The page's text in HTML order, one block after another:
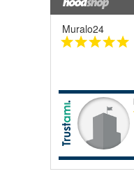
Muralo24